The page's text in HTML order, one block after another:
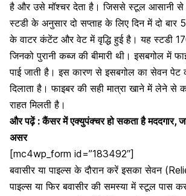
है और उसे मॉश्चर देता है। जिससे स्टूल आसानी से
स्टडी के अनुसार दो सप्ताह के लिए दिन में दो बार
के वाटर कंटेंट और वेट में वृद्धि हुई है। यह स्टडी
जिनको पुरानी कब्ज की बीमारी थी। इसबगोल में
पाई जाती है। इस कारण से इसबगोल का सेवन पेट
दिलाता है।फाइबर की सही मात्रा खाने में लेने से
राहतमिलती है।
और पढ़ें :कैंसर में एक्युपंक्चर हो सकता है मददगार,
असर
[mc4wp_form id=”183492″]
बवासीर या पाइल्स के दौरान करें इसका सेवन
पाइल्स या फिर बवासीर की समस्या में स्टूल पास